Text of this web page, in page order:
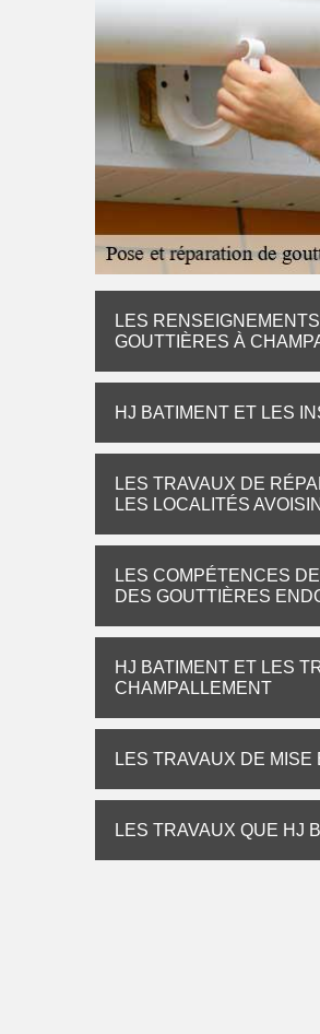
LES
GOUTTIÈRES À
HJ BATIMENT ET LES
LES TRAVAUX DE
LES LOCALITÉS
LES COMPÉTENCES
DES GOUTTIÈRES
HJ BATIMENT ET LES
CHAMPALLEMENT
LES TRAVAUX DE
LES TRAVAUX QUE HJ